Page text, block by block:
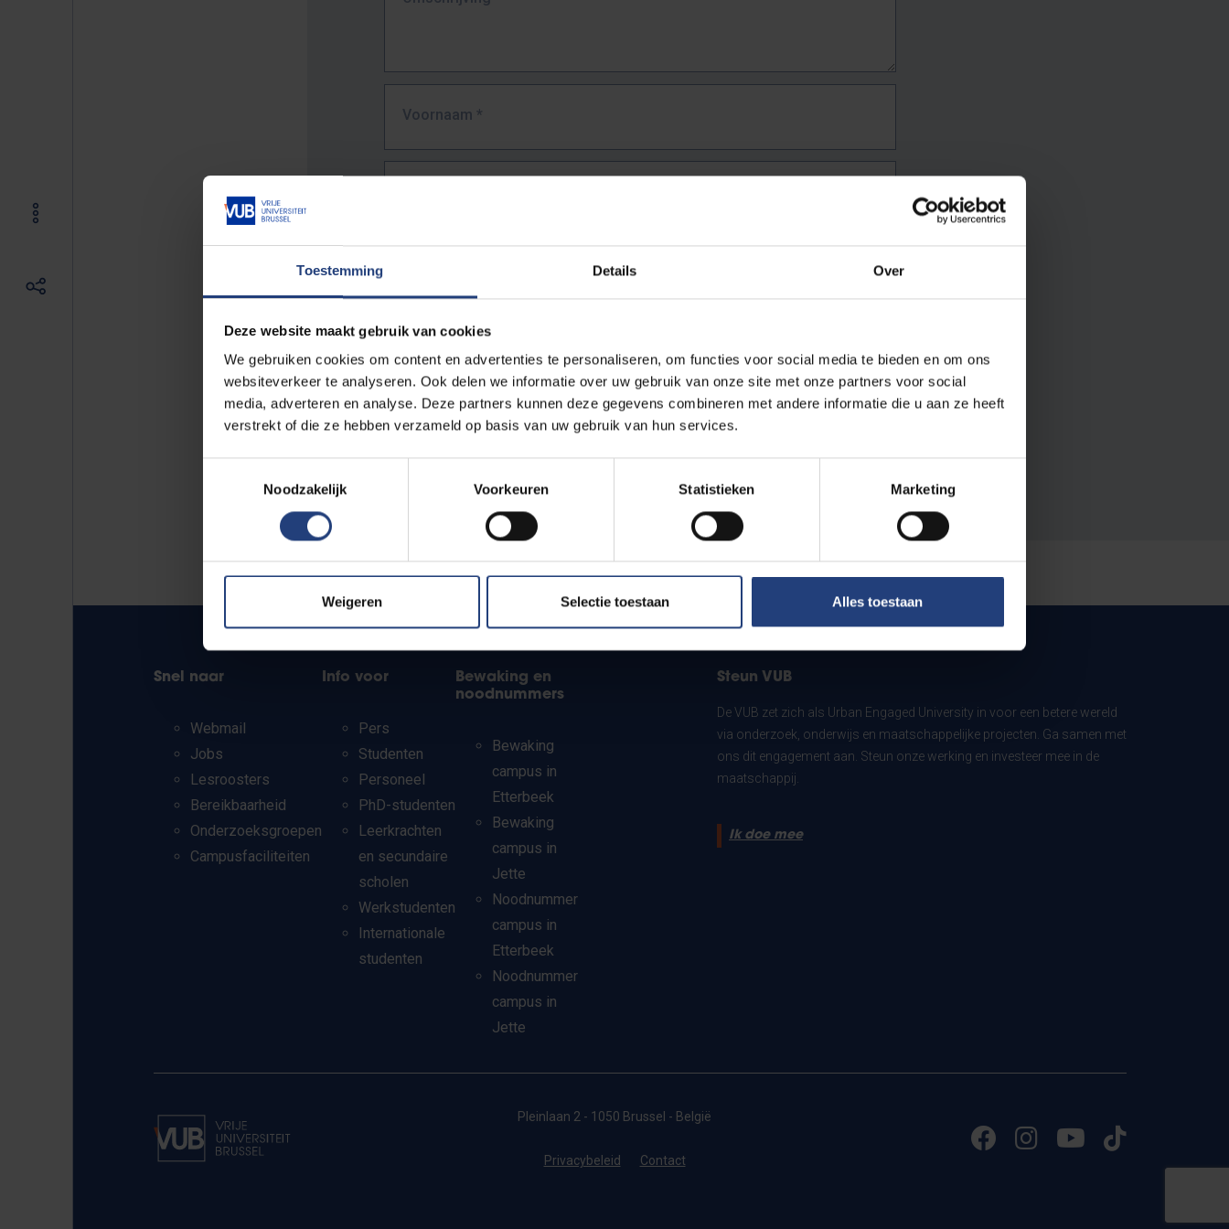
Toestemming Details Over
Deze website maakt gebruik van cookies
We gebruiken cookies om content en advertenties te personaliseren, om functies voor social media te bieden en om ons
websiteverkeer te analyseren. Ook delen we informatie over uw gebruik van onze site met onze partners voor social
media, adverteren en analyse. Deze partners kunnen deze gegevens combineren met andere informatie die u aan ze heeft
verstrekt of die ze hebben verzameld op basis van uw gebruik van hun services.
Noodzakelijk
Voorkeuren Statistieken Marketing
Weigeren Selectie toestaan Alles toestaan
Voornaam *
URL*
De volledige URL van de pagina waar je de fout zag.
Bv. https://www.vub.be/nl/studeren-aan-de-vub/alle-opleidingen
Snel naar
Webmail
Jobs
Lesroosters
Bereikbaarheid
Onderzoeksgroepen
Campusfaciliteiten
Info voor
Pers
Studenten
Personeel
PhD-studenten
Leerkrachten
en secundaire
scholen
Werkstudenten
Internationale
studenten
Bewaking en
noodnummers
Bewaking
campus in
Etterbeek
Bewaking
campus in
Jette
Noodnummer
campus in
Etterbeek
Noodnummer
campus in
Jette
Steun VUB
De VUB zet zich als Urban Engaged University in voor een betere wereld
via onderzoek, onderwijs en maatschappelijke projecten. Ga samen met
ons dit engagement aan. Steun onze werking en investeer mee in de
maatschappij.
Ik doe mee
Pleinlaan 2 - 1050 Brussel - België
Privacybeleid Contact